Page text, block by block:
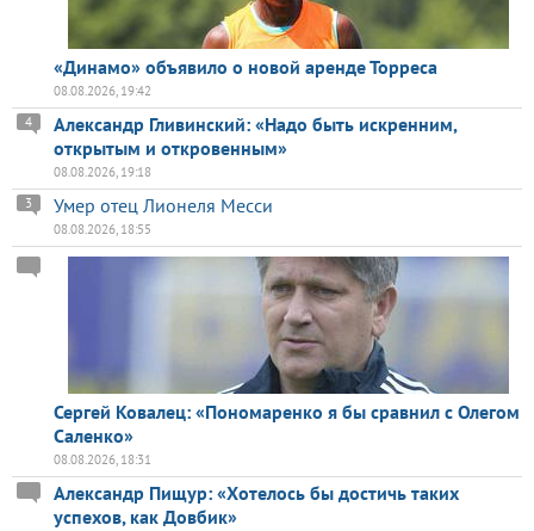
«Динамо» объявило о новой аренде Торреса
08.08.2026, 19:42
Александр Гливинский: «Надо быть искренним,
открытым и откровенным»
4
08.08.2026, 19:18
Умер отец Лионеля Месси
3
08.08.2026, 18:55
Сергей Ковалец: «Пономаренко я бы сравнил с Олегом
Саленко»
08.08.2026, 18:31
Александр Пищур: «Хотелось бы достичь таких
успехов, как Довбик»